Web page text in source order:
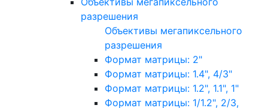
разрешения
Объективы мегапиксельного
разрешения
Формат матрицы: 2"
Формат матрицы: 1.4", 4/3"
Формат матрицы: 1.2", 1.1", 1"
Формат матрицы: 1/1.2", 2/3,